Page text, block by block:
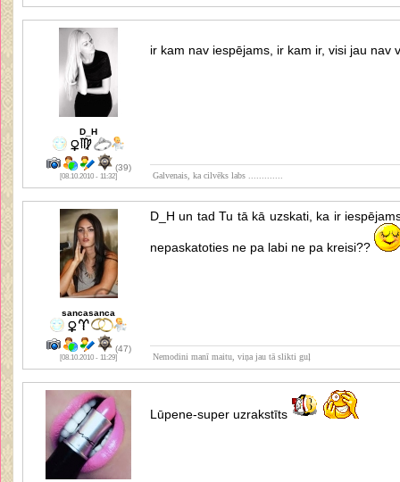
D_H
(39)
[08.10.2010 - 11:32]
ir kam nav iespējams, ir kam ir, visi jau nav
Galvenais, ka cilvēks labs .............
sancasanca
(47)
[08.10.2010 - 11:29]
D_H un tad Tu tā kā uzskati, ka ir
nepaskatoties ne pa labi ne pa kreisi??
Nemodini manī maitu, viņa jau tā slikti guļ
Lūpene-super uzrakstīts